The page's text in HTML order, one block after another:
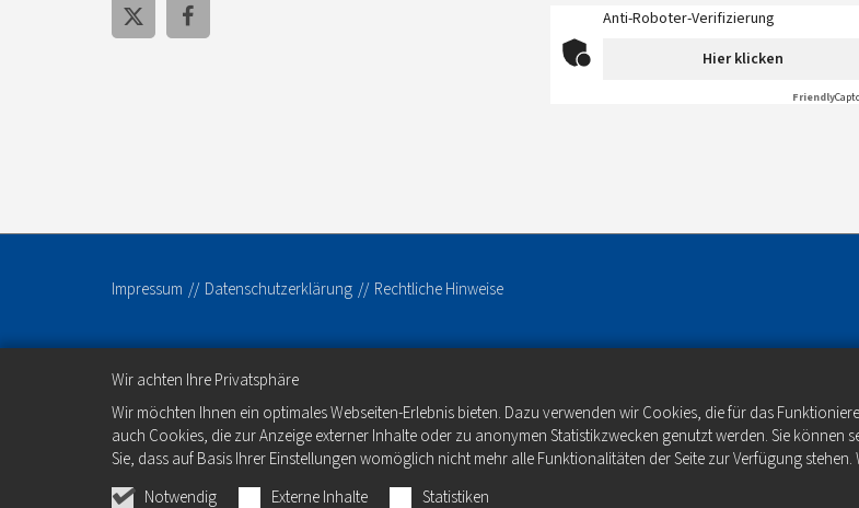
Wir achten Ihre Privatsphäre
Wir möchten Ihnen ein optimales Webseiten-Erlebnis bieten. Dazu verwenden wir Cookies, die für das
auch Cookies, die zur Anzeige externer Inhalte oder zu anonymen Statistikzwecken genutzt werden. Sie können
Sie, dass auf Basis Ihrer Einstellungen womöglich nicht mehr alle Funktionalitäten der Seite zur Verfügung
Notwendig
Externe Inhalte Statistiken
Anti-Roboter-Verifizierung
Hier klicken
Friendly
Impressum Datenschutzerklärung Rechtliche Hinweise